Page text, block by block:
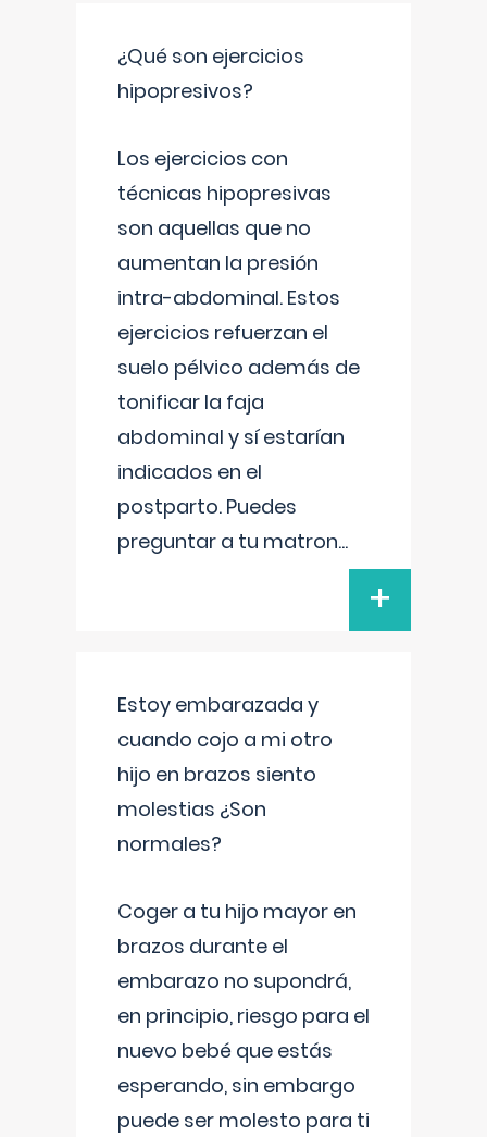
¿Qué son ejercicios
hipopresivos?
Los ejercicios con
técnicas hipopresivas
son aquellas que no
aumentan la presión
intra-abdominal. Estos
ejercicios refuerzan el
suelo pélvico además de
tonificar la faja
abdominal y sí estarían
indicados en el
postparto. Puedes
preguntar a tu matron...
+
Estoy embarazada y
cuando cojo a mi otro
hijo en brazos siento
molestias ¿Son
normales?
Coger a tu hijo mayor en
brazos durante el
embarazo no supondrá,
en principio, riesgo para el
nuevo bebé que estás
esperando, sin embargo
puede ser molesto para ti